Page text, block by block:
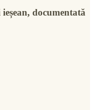
documentată